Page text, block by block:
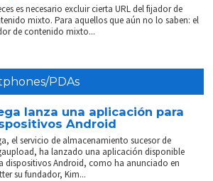
es necesario excluir cierta URL del fijador de
mixto. Para aquellos que aún no lo saben: el
de contenido mixto...
PDAs
lanza una aplicación para
Android
el servicio de almacenamiento sucesor de
ha lanzado una aplicación disponible
dispositivos Android, como ha anunciado en
su fundador, Kim...